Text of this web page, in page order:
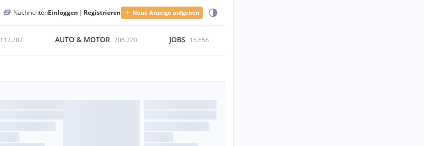
NachrichtenEinloggen | Registrieren Neue Anzeige aufgeben
112.707 AUTO & MOTOR 206.720 JOBS 15.656